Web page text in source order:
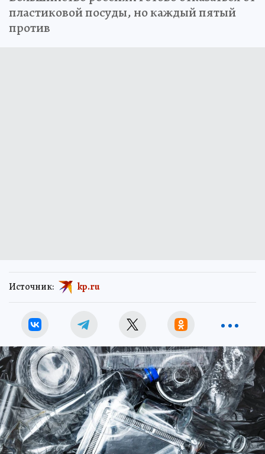
пластиковой посуды, но каждый пятый
против
Источник: kp.ru